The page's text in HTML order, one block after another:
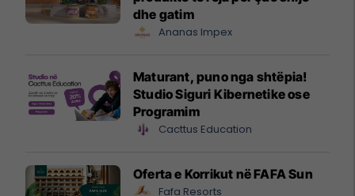
dhe gatim
Ananas Impex
Maturant, puno nga shtëpia!
Studio Siguri Kibernetike ose
Programim
Cacttus Education
Oferta e Korrikut në FAFA Sun
Fafa Resorts